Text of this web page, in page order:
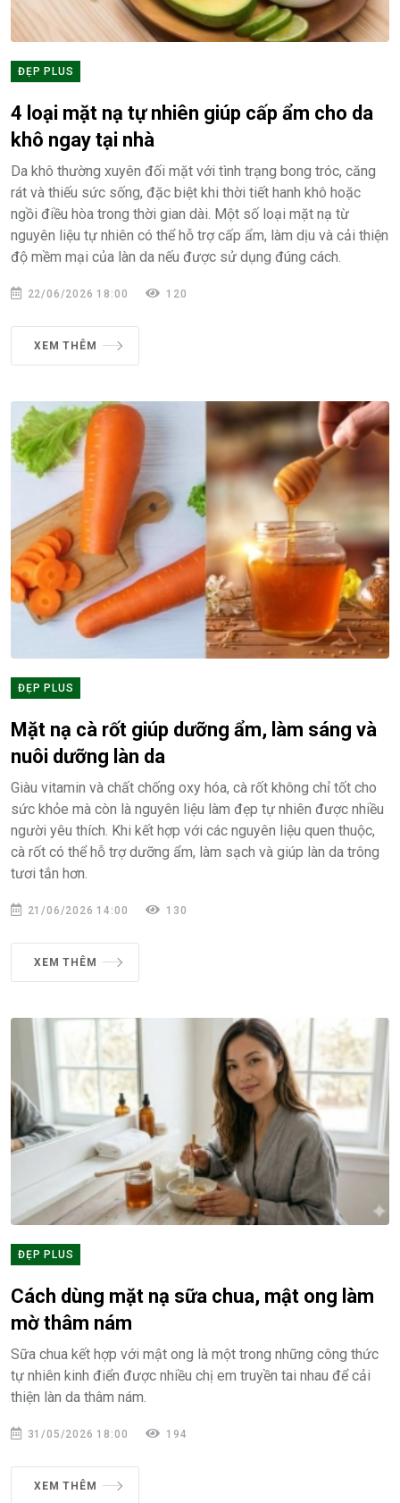
ĐẸP PLUS
4 loại mặt nạ tự nhiên giúp cấp ẩm cho da
khô ngay tại nhà
Da khô thường xuyên đối mặt với tình trạng bong tróc, căng
rát và thiếu sức sống, đặc biệt khi thời tiết hanh khô hoặc
ngồi điều hòa trong thời gian dài. Một số loại mặt nạ từ
nguyên liệu tự nhiên có thể hỗ trợ cấp ẩm, làm dịu và cải thiện
độ mềm mại của làn da nếu được sử dụng đúng cách.
22/06/2026 18:00 120
XEM THÊM
ĐẸP PLUS
Mặt nạ cà rốt giúp dưỡng ẩm, làm sáng và
nuôi dưỡng làn da
Giàu vitamin và chất chống oxy hóa, cà rốt không chỉ tốt cho
sức khỏe mà còn là nguyên liệu làm đẹp tự nhiên được nhiều
người yêu thích. Khi kết hợp với các nguyên liệu quen thuộc,
cà rốt có thể hỗ trợ dưỡng ẩm, làm sạch và giúp làn da trông
tươi tắn hơn.
21/06/2026 14:00 130
XEM THÊM
ĐẸP PLUS
Cách dùng mặt nạ sữa chua, mật ong làm
mờ thâm nám
Sữa chua kết hợp với mật ong là một trong những công thức
tự nhiên kinh điển được nhiều chị em truyền tai nhau để cải
thiện làn da thâm nám.
31/05/2026 18:00 194
XEM THÊM